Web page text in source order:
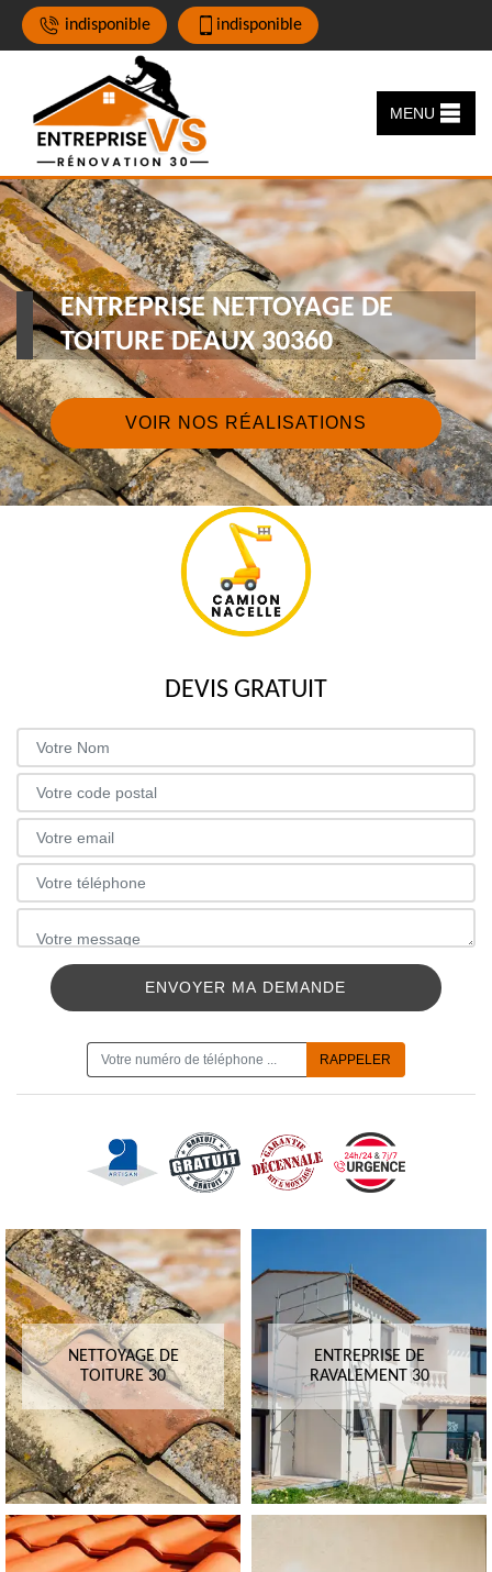
indisponible indisponible
MENU
ENTREPRISE NETTOYAGE DE
TOITURE DEAUX 30360
VOIR NOS RÉALISATIONS
DEVIS GRATUIT
NETTOYAGE DE
TOITURE 30
ENTREPRISE DE
RAVALEMENT 30